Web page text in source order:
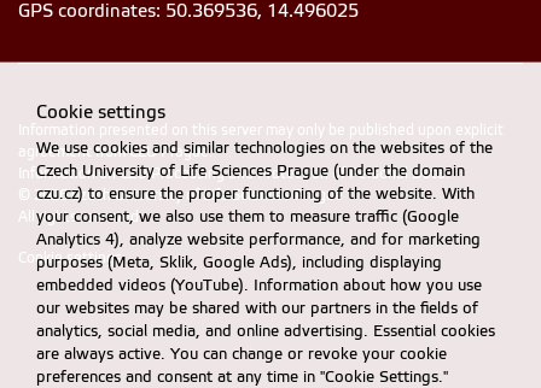
GPS coordinates: 50.369536, 14.496025
Information presented on this server may only be published upon explicit
agreement from CZU Prague.
Information on CZU Processing and Protection of Personal Data.
© 2026 Czech University of Life Sciences Prague
All rights reserved
Cookie settings
Cookie settings
We use cookies and similar technologies on the websites of the
Czech University of Life Sciences Prague (under the domain
czu.cz) to ensure the proper functioning of the website. With
your consent, we also use them to measure traffic (Google
Analytics 4), analyze website performance, and for marketing
purposes (Meta, Sklik, Google Ads), including displaying
embedded videos (YouTube). Information about how you use
our websites may be shared with our partners in the fields of
analytics, social media, and online advertising. Essential cookies
are always active. You can change or revoke your cookie
preferences and consent at any time in "Cookie Settings."